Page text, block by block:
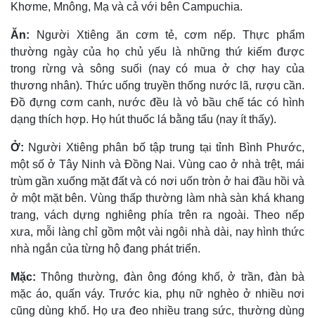
Khơme, Mnông, Mạ và cả với bên Campuchia.
Ăn:
Người Xtiêng ăn cơm tẻ, cơm nếp. Thực phẩm
thường ngày của họ chủ yếu là những thứ kiếm được
trong rừng và sông suối (nay có mua ở chợ hay của
thương nhân). Thức uống truyền thống nước lã, rượu cần.
Ðồ đựng cơm canh, nước đều là vỏ bầu chế tác có hình
dạng thích hợp. Họ hút thuốc lá bằng tẩu (nay ít thấy).
Ở: Người Xtiêng phân bố tập trung tại tỉnh Bình Phước,
một số ở Tây Ninh và Ðồng Nai. Vùng cao ở nhà trệt, mái
trùm gần xuống mặt đất và có nơi uốn tròn ở hai đầu hồi và
ở một mặt bên. Vùng thấp thường làm nhà sàn khá khang
trang, vách dựng nghiêng phía trên ra ngoài. Theo nếp
xưa, mỗi làng chỉ gồm một vài ngôi nhà dài, nay hình thức
nhà ngắn của từng hộ đang phát triển.
Mặc: Thông thường, đàn ông đóng khố, ở trần, đàn bà
mặc áo, quấn váy. Trước kia, phụ nữ nghèo ở nhiều nơi
cũng dùng khố. Họ ưa đeo nhiều trang sức, thường dùng